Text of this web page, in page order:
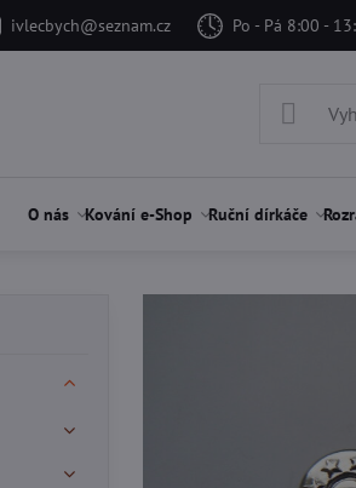
ivlecbych@seznam.cz Po - Pá 8:00 -
O nás Kování e-Shop Ruční dírkáče